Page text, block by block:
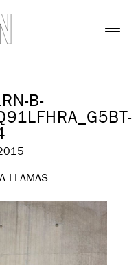
B-
LLAMAS